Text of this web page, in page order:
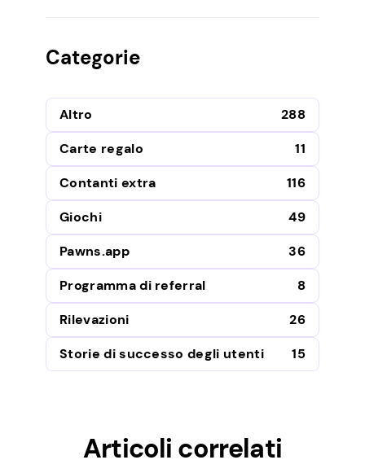
Categorie
Altro
288
Carte regalo
11
Contanti extra
116
Giochi
49
Pawns.app
36
Programma di referral
8
Rilevazioni
26
Storie di successo degli utenti
15
Articoli correlati